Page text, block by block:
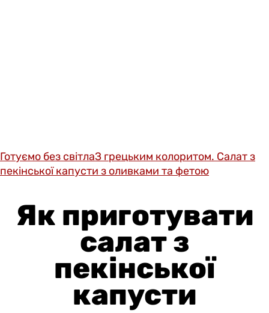
Готуємо без світлаЗ грецьким колоритом. Салат з
пекінської капусти з оливками та фетою
Як приготувати
салат з
пекінської
капусти